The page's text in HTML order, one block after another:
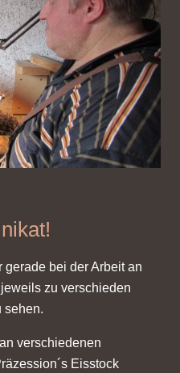
gerade bei der Arbeit an
zu verschieden
sehen.
verschiedenen
Eisstock